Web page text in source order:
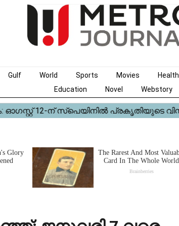
Gulf World Sports Movies Health
Education
Novel Webstory